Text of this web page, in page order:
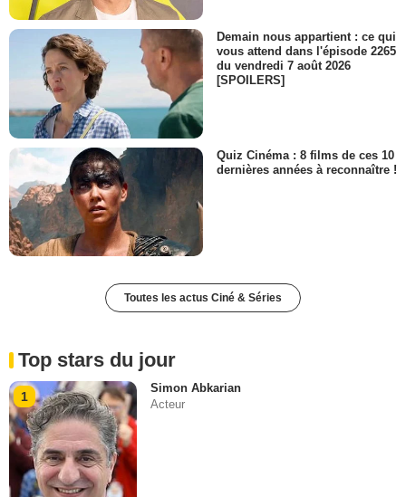
Demain nous appartient : ce qui
vous attend dans l'épisode 2265
du vendredi 7 août 2026
[SPOILERS]
Quiz Cinéma : 8 films de ces 10
dernières années à reconnaître !
Toutes les actus Ciné & Séries
Top stars du jour
1
Simon Abkarian
Acteur